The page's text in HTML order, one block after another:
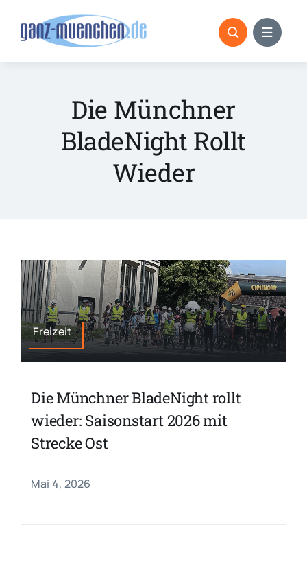
Die Münchner
BladeNight Rollt
Wieder
Freizeit
Die Münchner BladeNight rollt
wieder: Saisonstart 2026 mit
Strecke Ost
Mai 4, 2026